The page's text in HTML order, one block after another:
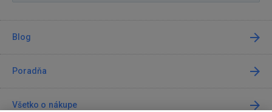
Blog
Poradňa
Všetko o nákupe